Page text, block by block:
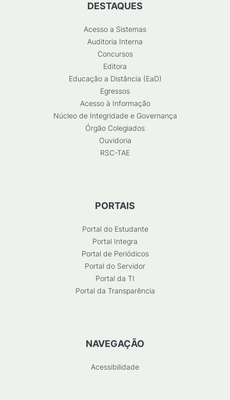
DESTAQUES
Acesso a Sistemas
Auditoria Interna
Concursos
Editora
Educação a Distância (EaD)
Egressos
Acesso à Informação
Núcleo de Integridade e Governança
Órgão Colegiados
Ouvidoria
RSC-TAE
PORTAIS
Portal do Estudante
Portal Integra
Portal de Periódicos
Portal do Servidor
Portal da TI
Portal da Transparência
NAVEGAÇÃO
Acessibilidade